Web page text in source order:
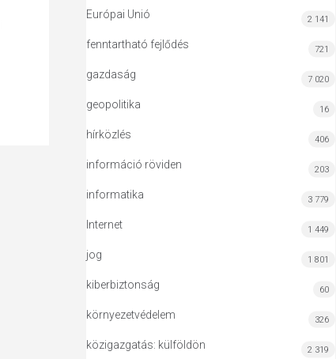
Európai Unió 2 141
fenntartható fejlődés 721
gazdaság 7 020
geopolitika 16
hírközlés 406
információ röviden 203
informatika 3 779
Internet 1 449
jog 1 801
kiberbiztonság 60
környezetvédelem 326
közigazgatás: külföldön 2 319